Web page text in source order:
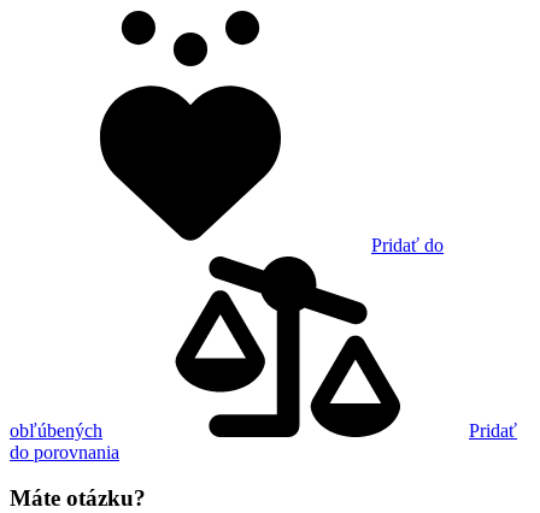
Pridať do
obľúbených
Pridať
do porovnania
Máte otázku?